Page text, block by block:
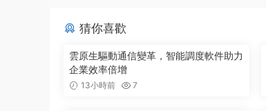
猜你喜歡
雲原生驅動通信變革，智能調度軟件助力
企業效率倍增
13小時前 7